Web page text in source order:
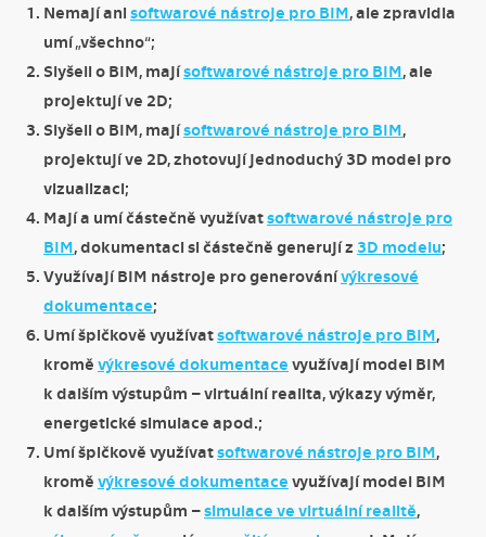
Nemají ani softwarové nástroje pro BIM, ale zpravidla
umí „všechno“;
Slyšeli o BIM, majísoftwarové nástroje pro BIM, ale
projektují ve 2D;
Slyšeli o BIM, majísoftwarové nástroje pro BIM,
projektují ve 2D, zhotovují jednoduchý 3D model pro
vizualizaci;
Mají a umí částečně využívatsoftwarové nástroje pro
BIM, dokumentaci si částečně generují z 3D modelu;
Využívají BIM nástroje pro generovánívýkresové
dokumentace;
Umí špičkově využívatsoftwarové nástroje pro BIM,
kromě výkresové dokumentace využívají model BIM
k dalším výstupům – virtuální realita, výkazy výměr,
energetické simulace apod.;
Umí špičkově využívatsoftwarové nástroje pro BIM,
kromě výkresové dokumentace využívají model BIM
k dalším výstupům –simulace ve virtuální realitě,